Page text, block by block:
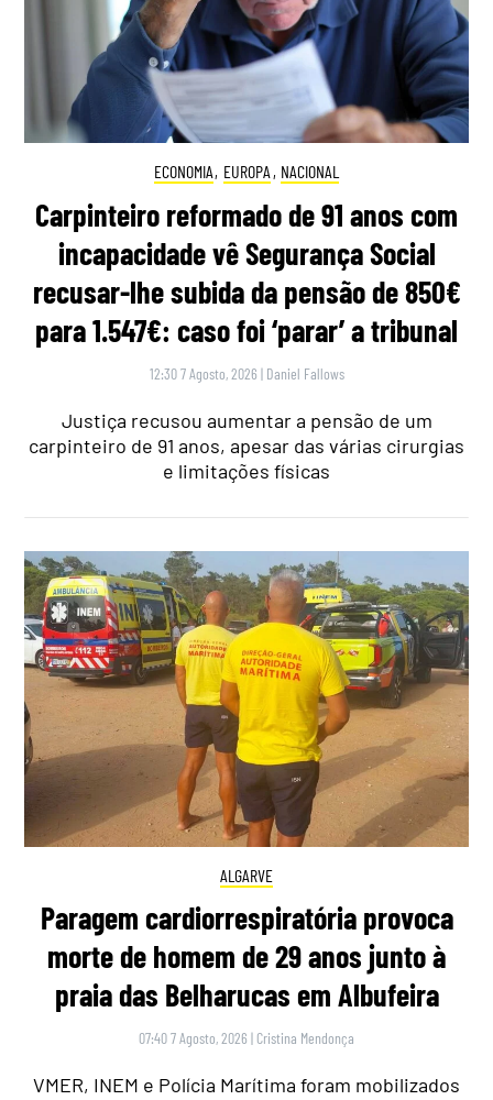
ECONOMIA, EUROPA , NACIONAL
Carpinteiro reformado de 91 anos com
incapacidade vê Segurança Social
recusar-lhe subida da pensão de 850€
para 1.547€: caso foi ‘parar’ a tribunal
12:30 7 Agosto, 2026 | Daniel Fallows
Justiça recusou aumentar a pensão de um
carpinteiro de 91 anos, apesar das várias cirurgias
e limitações físicas
ALGARVE
Paragem cardiorrespiratória provoca
morte de homem de 29 anos junto à
praia das Belharucas em Albufeira
07:40 7 Agosto, 2026 | Cristina Mendonça
VMER, INEM e Polícia Marítima foram mobilizados